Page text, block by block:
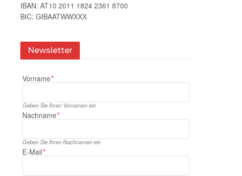
IBAN: AT10 2011 1824 2361 8700
BIC: GIBAATWWXXX
Newsletter
Vorname*
Geben Sie Ihren Vornamen ein
Nachname*
Geben Sie Ihren Nachnamen ein
E‑Mail*